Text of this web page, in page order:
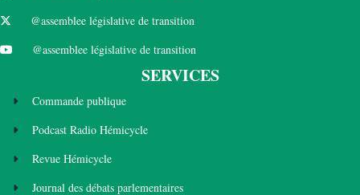
@assemblee législative de transition
@assemblee législative de transition
SERVICES
Commande publique
Podcast Radio Hémicycle
Revue Hémicycle
Journal des débats parlementaires